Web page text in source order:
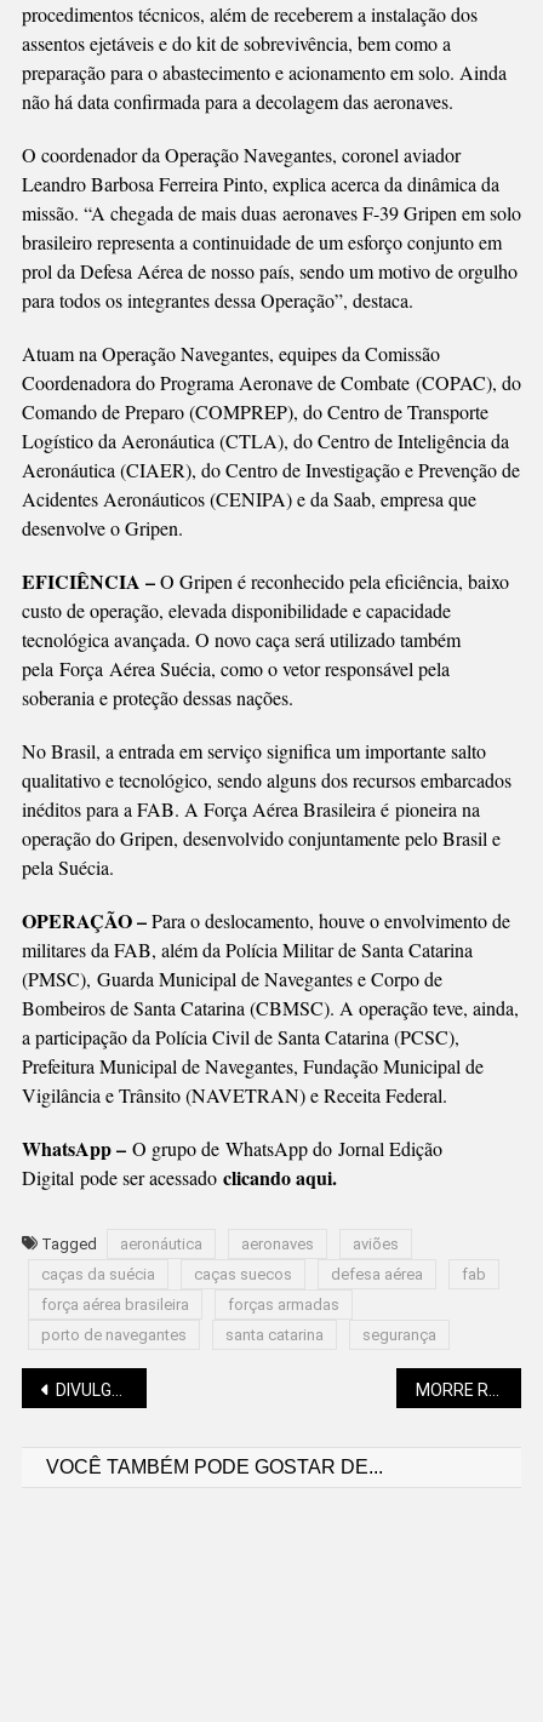
procedimentos técnicos, além de receberem a instalação dos
assentos ejetáveis e do kit de sobrevivência, bem como a
preparação para o abastecimento e acionamento em solo. Ainda
não há data confirmada para a decolagem das aeronaves.
O coordenador da Operação Navegantes, coronel aviador
Leandro Barbosa Ferreira Pinto, explica acerca da dinâmica da
missão. “A chegada de mais duas aeronaves F-39 Gripen em solo
brasileiro representa a continuidade de um esforço conjunto em
prol da Defesa Aérea de nosso país, sendo um motivo de orgulho
para todos os integrantes dessa Operação”, destaca.
Atuam na Operação Navegantes, equipes da Comissão
Coordenadora do Programa Aeronave de Combate (COPAC), do
Comando de Preparo (COMPREP), do Centro de Transporte
Logístico da Aeronáutica (CTLA), do Centro de Inteligência da
Aeronáutica (CIAER), do Centro de Investigação e Prevenção de
Acidentes Aeronáuticos (CENIPA) e da Saab, empresa que
desenvolve o Gripen.
EFICIÊNCIA –O Gripen é reconhecido pela eficiência, baixo
custo de operação, elevada disponibilidade e capacidade
tecnológica avançada. O novo caça será utilizado também
pela Força Aérea Suécia, como o vetor responsável pela
soberania e proteção dessas nações.
No Brasil, a entrada em serviço significa um importante salto
qualitativo e tecnológico, sendo alguns dos recursos embarcados
inéditos para a FAB. A Força Aérea Brasileira é pioneira na
operação do Gripen, desenvolvido conjuntamente pelo Brasil e
pela Suécia.
OPERAÇÃO –Para o deslocamento, houve o envolvimento de
militares da FAB, além da Polícia Militar de Santa Catarina
(PMSC), Guarda Municipal de Navegantes e Corpo de
Bombeiros de Santa Catarina (CBMSC). A operação teve, ainda,
a participação da Polícia Civil de Santa Catarina (PCSC),
Prefeitura Municipal de Navegantes, Fundação Municipal de
Vigilância e Trânsito (NAVETRAN) e Receita Federal.
WhatsApp – O grupo de WhatsApp do Jornal Edição
Digital pode ser acessado clicando aqui.
Tagged aeronáutica aeronaves
aviões
caças da suécia
caças suecos defesa aérea
fab
força aérea brasileira
forças armadas
porto de navegantes
santa catarina segurança
Navegação
DIVULGADOS OS FINALISTAS DO PRÊMIO INOVAÇÃO CATARINENSE MORRE RITA LEE
VOCÊ TAMBÉM PODE GOSTAR DE...